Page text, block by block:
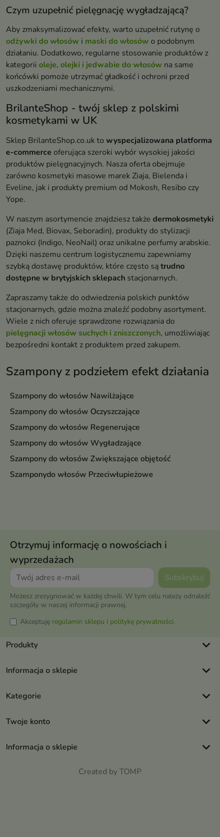
Szampony z podziełem efekt działania
Szampony do włosów Nawilżające
Szampony do włosów Oczyszczające
Szampony do włosów Regenerujące
Szampony do włosów Wygładzające
Szampony do włosów Zwiększające objętość
Szamponydo włosów Przeciwłupieżowe
Czym uzupełnić pielęgnację wygładzającą?
Aby zmaksymalizować efekty, warto uzupełnić rutynę o
odżywki do włosów i maski do włosów o podobnym
działaniu. Dodatkowo, regularne stosowanie produktów z
kategorii oleje, olejki i jedwabie do włosów na same
końcówki pomoże utrzymać gładkość i ochroni przed
uszkodzeniami mechanicznymi.
BrilanteShop - twój sklep z polskimi
kosmetykami w UK
Sklep BrilanteShop.co.uk to wyspecjalizowana platforma
e-commerce oferująca szeroki wybór wysokiej jakości
produktów pielęgnacyjnych. Nasza oferta obejmuje
zarówno kosmetyki masowe marek Ziaja, Bielenda i
Eveline, jak i produkty premium od Mokosh, Resibo czy
Yope.
W naszym asortymencie znajdziesz także dermokosmetyki
(Ziaja Med, Biovax, Seboradin), produkty do stylizacji
paznokci (Indigo, NeoNail) oraz unikalne perfumy arabskie.
Dzięki naszemu centrum logistycznemu zapewniamy
szybką dostawę produktów, które często sątrudno
dostępne w brytyjskich sklepach stacjonarnych.
Zapraszamy także do odwiedzenia polskich punktów
stacjonarnych, gdzie można znaleźć podobny asortyment.
Wiele z nich oferuje sprawdzone rozwiązania do
pielęgnacji włosów suchych i zniszczonych, umożliwiając
bezpośredni kontakt z produktem przed zakupem.
Otrzymuj informację o nowościach i
wyprzedażach
Możesz zrezygnować w każdej chwili. W tym celu należy odnaleźć
szczegóły w naszej informacji prawnej.
Akceptuję regulamin sklepu i politykę prywatności.
Produkty keyboard_arrow_down
Informacja o sklepie keyboard_arrow_down
Kategorie keyboard_arrow_down
Twoje konto keyboard_arrow_down
Informacja o sklepie keyboard_arrow_down
Created by TOMP